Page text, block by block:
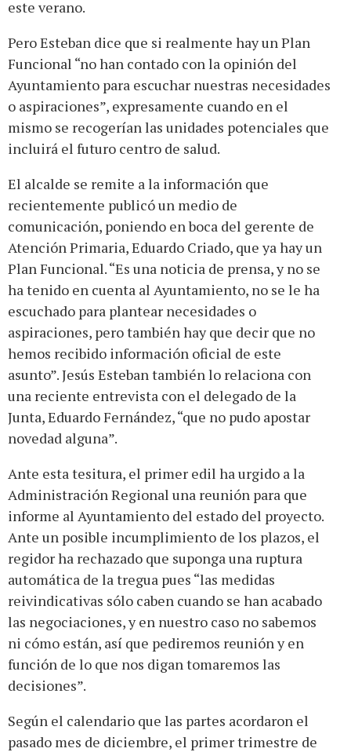
este verano.
Pero Esteban dice que si realmente hay un Plan
Funcional “no han contado con la opinión del
Ayuntamiento para escuchar nuestras necesidades
o aspiraciones”, expresamente cuando en el
mismo se recogerían las unidades potenciales que
incluirá el futuro centro de salud.
El alcalde se remite a la información que
recientemente publicó un medio de
comunicación, poniendo en boca del gerente de
Atención Primaria, Eduardo Criado, que ya hay un
Plan Funcional. “Es una noticia de prensa, y no se
ha tenido en cuenta al Ayuntamiento, no se le ha
escuchado para plantear necesidades o
aspiraciones, pero también hay que decir que no
hemos recibido información oficial de este
asunto”. Jesús Esteban también lo relaciona con
una reciente entrevista con el delegado de la
Junta, Eduardo Fernández, “que no pudo apostar
novedad alguna”.
Ante esta tesitura, el primer edil ha urgido a la
Administración Regional una reunión para que
informe al Ayuntamiento del estado del proyecto.
Ante un posible incumplimiento de los plazos, el
regidor ha rechazado que suponga una ruptura
automática de la tregua pues “las medidas
reivindicativas sólo caben cuando se han acabado
las negociaciones, y en nuestro caso no sabemos
ni cómo están, así que pediremos reunión y en
función de lo que nos digan tomaremos las
decisiones”.
Según el calendario que las partes acordaron el
pasado mes de diciembre, el primer trimestre de